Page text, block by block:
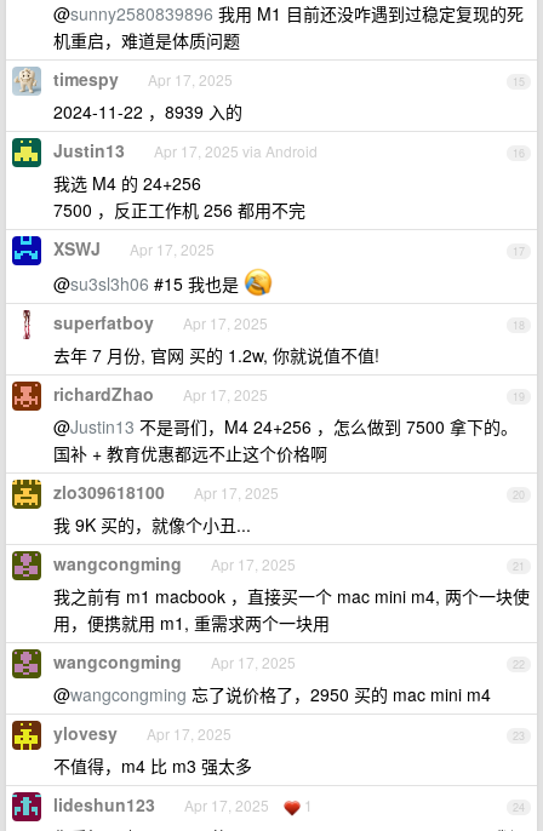
@sunny2580839896 我用 M1 目前还没咋遇到过稳定复现的死
机重启，难道是体质问题
15
timespy Apr 17, 2025
2024-11-22 ，8939 入的
16
Justin13 Apr 17, 2025 via Android
我选 M4 的 24+256
7500 ，反正工作机 256 都用不完
17
XSWJ Apr 17, 2025
@su3sl3h06 #15 我也是
18
superfatboy Apr 17, 2025
去年 7 月份, 官网 买的 1.2w, 你就说值不值!
19
richardZhao Apr 17, 2025
@Justin13 不是哥们，M4 24+256 ，怎么做到 7500 拿下的。
国补 + 教育优惠都远不止这个价格啊
20
zlo309618100 Apr 17, 2025
我 9K 买的，就像个小丑...
21
wangcongming Apr 17, 2025
我之前有 m1 macbook ，直接买一个 mac mini m4, 两个一块使
用，便携就用 m1, 重需求两个一块用
22
wangcongming Apr 17, 2025
@wangcongming 忘了说价格了，2950 买的 mac mini m4
23
ylovesy Apr 17, 2025
不值得，m4 比 m3 强太多
24
lideshun123 Apr 17, 2025 1